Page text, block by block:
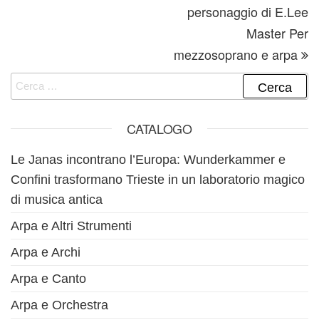
personaggio di E.Lee
Master Per
mezzosoprano e arpa
Ricerca per:
CATALOGO
Le Janas incontrano l’Europa: Wunderkammer e
Confini trasformano Trieste in un laboratorio magico
di musica antica
Arpa e Altri Strumenti
Arpa e Archi
Arpa e Canto
Arpa e Orchestra